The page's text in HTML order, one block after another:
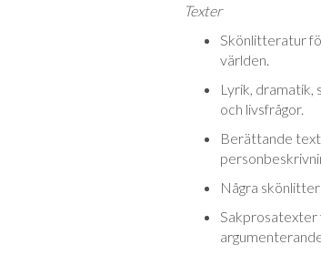
Texter
Skönlitteratur
världen.
Lyrik, dramatik,
och livsfrågor.
Berättande
Några
Sakprosatexter